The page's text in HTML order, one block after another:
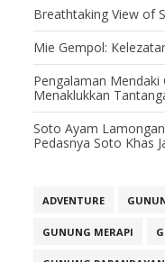
Breathtaking View of
Mie Gempol:
Pengalaman Mendaki
Menaklukkan
Soto Ayam
Pedasnya Soto Khas
ADVENTURE
GUNUNG MERAPI